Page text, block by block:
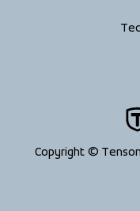
Copyright © Tenson